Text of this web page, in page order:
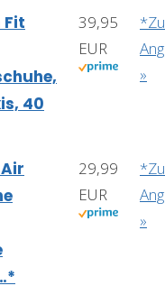
Fit
40
39,95
EUR
»
29,99
EUR
»